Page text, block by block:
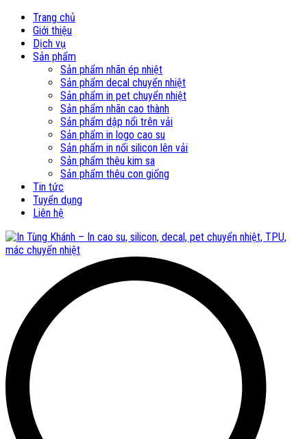
Trang chủ
Giới thiệu
Dịch vụ
Sản phẩm
Sản phẩm nhãn ép nhiệt
Sản phẩm decal chuyển nhiệt
Sản phẩm in pet chuyển nhiệt
Sản phẩm nhãn cao thành
Sản phẩm dập nổi trên vải
Sản phẩm in logo cao su
Sản phẩm in nổi silicon lên vải
Sản phẩm thêu kim sa
Sản phẩm thêu con giống
Tin tức
Tuyển dụng
Liên hệ